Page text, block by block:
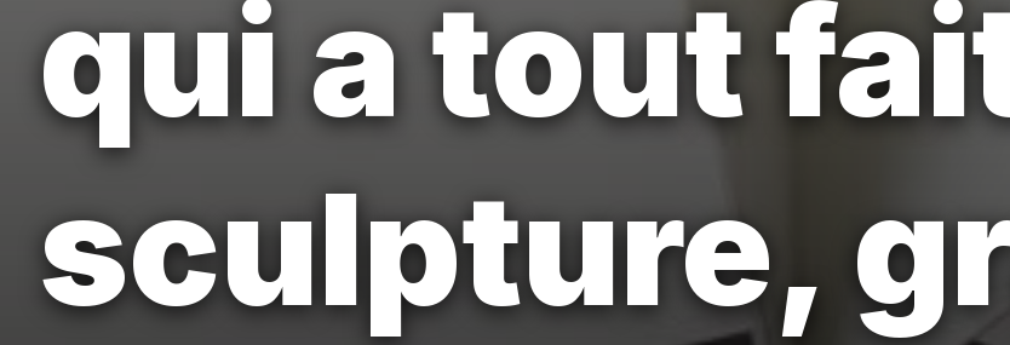
qui a tout
sculpture,